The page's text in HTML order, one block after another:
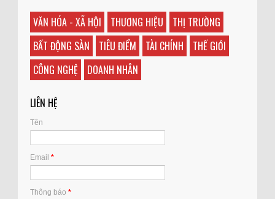
VĂN HÓA - XÃ HỘI THƯƠNG HIỆU
THỊ TRƯỜNG
BẤT ĐỘNG SÀN
TIÊU ĐIỂM TÀI CHÍNH
THẾ GIỚI
CÔNG NGHỆ
DOANH NHÂN
LIÊN HỆ
Tên
Email *
Thông báo *